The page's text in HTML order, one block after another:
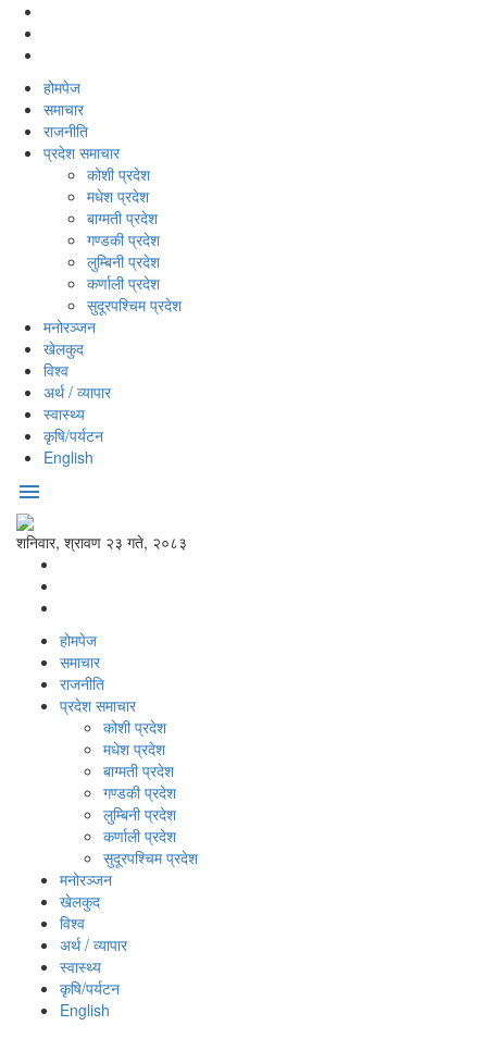
होमपेज
समाचार
राजनीति
प्रदेश समाचार
कोशी प्रदेश
मधेश प्रदेश
बाग्मती प्रदेश
गण्डकी प्रदेश
लुम्बिनी प्रदेश
कर्णाली प्रदेश
सुदूरपश्‍चिम प्रदेश
मनोरञ्‍जन
खेलकुद
विश्‍व
अर्थ / व्यापार
स्वास्थ्य
कृषि/पर्यटन
English
menu
शनिवार, श्रावण २३ गते, २०८३
होमपेज
समाचार
राजनीति
प्रदेश समाचार
कोशी प्रदेश
मधेश प्रदेश
बाग्मती प्रदेश
गण्डकी प्रदेश
लुम्बिनी प्रदेश
कर्णाली प्रदेश
सुदूरपश्‍चिम प्रदेश
मनोरञ्‍जन
खेलकुद
विश्‍व
अर्थ / व्यापार
स्वास्थ्य
कृषि/पर्यटन
English